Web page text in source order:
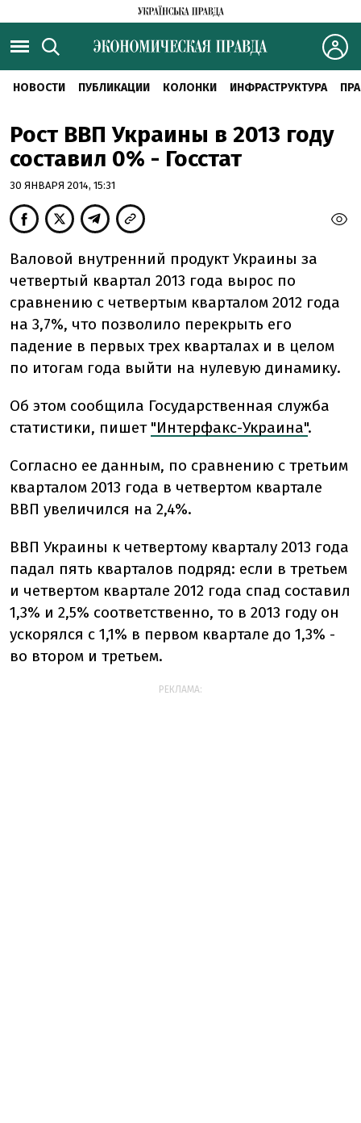
НОВОСТИ ПУБЛИКАЦИИ КОЛОНКИ ИНФРАСТРУКТУРА
Рост ВВП Украины в 2013 году
составил 0% - Госстат
30 ЯНВАРЯ 2014, 15:31
Валовой внутренний продукт Украины за
четвертый квартал 2013 года вырос по
сравнению с четвертым кварталом 2012 года
на 3,7%, что позволило перекрыть его
падение в первых трех кварталах и в целом
по итогам года выйти на нулевую динамику.
Об этом сообщила Государственная служба
статистики, пишет "Интерфакс-Украина".
Согласно ее данным, по сравнению с третьим
кварталом 2013 года в четвертом квартале
ВВП увеличился на 2,4%.
ВВП Украины к четвертому кварталу 2013 года
падал пять кварталов подряд: если в третьем
и четвертом квартале 2012 года спад составил
1,3% и 2,5% соответственно, то в 2013 году он
ускорялся с 1,1% в первом квартале до 1,3% -
во втором и третьем.
РЕКЛАМА: